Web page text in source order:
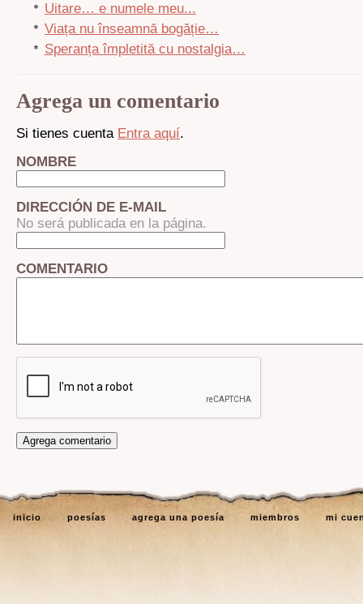
Uitare… e numele meu...
Viața nu înseamnă bogăție…
Speranța împletită cu nostalgia…
Agrega un comentario
Si tienes cuenta Entra aquí.
NOMBRE
DIRECCIÓN DE E-MAIL
No será publicada en la página.
COMENTARIO
inicio poesías agrega una poesía miembros mi